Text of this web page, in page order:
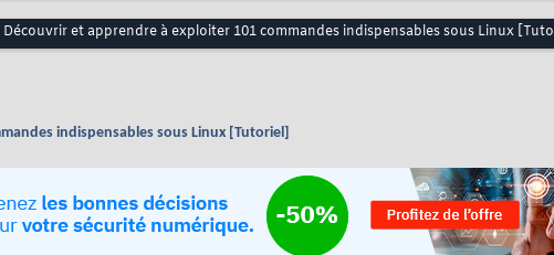
Découvrir et apprendre à exploiter 101 commandes indispensables sous Linux
indispensables sous Linux [Tutoriel]